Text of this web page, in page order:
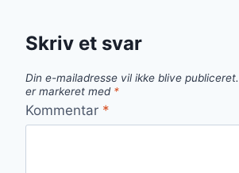
Skriv et svar
Din e-mailadresse vil ikke blive publiceret.
er markeret med *
Kommentar *